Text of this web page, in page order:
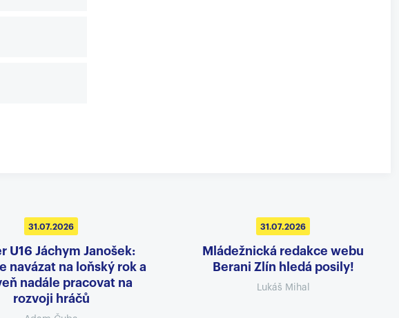
31.07.2026
U16 Jáchym Janošek:
navázat na loňský rok a
nadále pracovat na
rozvoji hráčů
31.07.2026
Mládežnická redakce webu
Berani Zlín hledá posily!
Lukáš Mihal